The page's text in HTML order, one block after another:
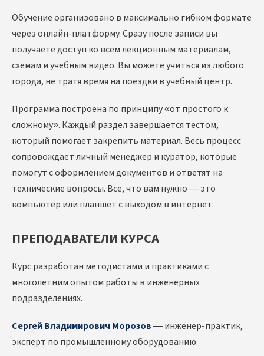
Обучение организовано в максимально гибком формате
через онлайн-платформу. Сразу после записи вы
получаете доступ ко всем лекционным материалам,
схемам и учебным видео. Вы можете учиться из любого
города, не тратя время на поездки в учебный центр.
Программа построена по принципу «от простого к
сложному». Каждый раздел завершается тестом,
который помогает закрепить материал. Весь процесс
сопровождает личный менеджер и куратор, которые
помогут с оформлением документов и ответят на
технические вопросы. Все, что вам нужно — это
компьютер или планшет с выходом в интернет.
ПРЕПОДАВАТЕЛИ КУРСА
Курс разработан методистами и практиками с
многолетним опытом работы в инженерных
подразделениях.
Сергей Владимирович Морозов— инженер-практик,
эксперт по промышленному оборудованию.